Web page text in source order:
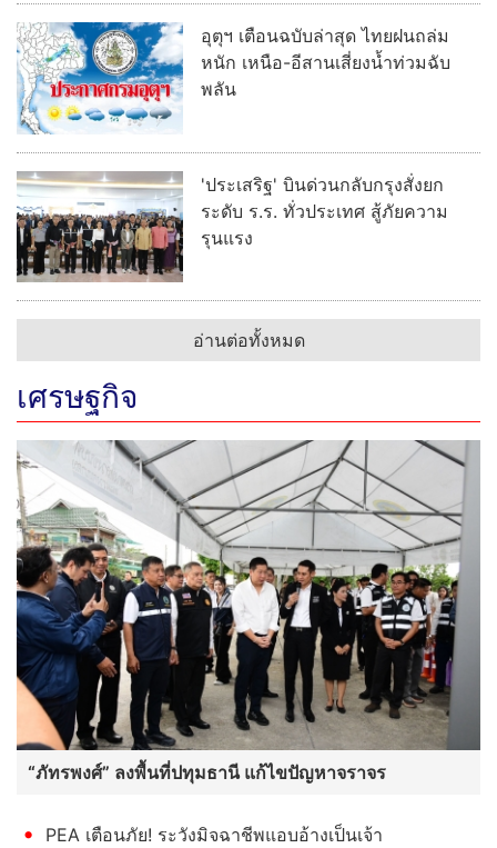
อุตุฯ เตือนฉบับล่าสุด ไทยฝนถล่ม
หนัก เหนือ-อีสานเสี่ยงน้ำท่วมฉับ
พลัน
'ประเสริฐ' บินด่วนกลับกรุงสั่งยก
ระดับ ร.ร. ทั่วประเทศ สู้ภัยความ
รุนแรง
อ่านต่อทั้งหมด
เศรษฐกิจ
“ภัทรพงศ์” ลงพื้นที่ปทุมธานี แก้ไขปัญหาจราจร
PEA เตือนภัย! ระวังมิจฉาชีพแอบอ้างเป็นเจ้า